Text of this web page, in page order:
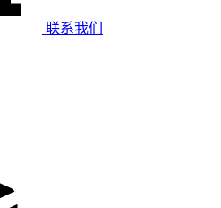
联系我们